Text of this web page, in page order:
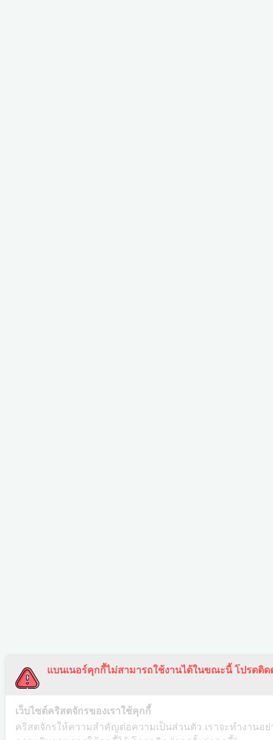
แบนเนอร์คุกกี้ไม่สามารถใช้งานได้ในขณะนี้ โปรดติด
เว็บไซต์คริสตจักรของเราใช้คุกกี้
คริสตจักรให้ความสำคัญต่อความเป็นส่วนตัว เราจะทำงาน